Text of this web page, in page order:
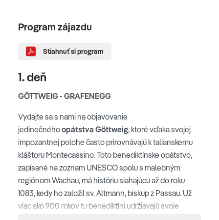
Program zájazdu
Stiahnuť si program
1. deň
GÖTTWEIG - GRAFENEGG
Vydajte sa s nami na objavovanie
jedinečnéhoopátstva Göttweig, ktoré vďaka svojej
impozantnej polohe často prirovnávajú k talianskemu
kláštoru Montecassino. Toto benediktínske opátstvo,
zapísané na zoznam UNESCO spolu s malebným
regiónom Wachau, má históriu siahajúcu až do roku
1083, kedy ho založil sv. Altmann, biskup z Passau. Už
viac ako 900 rokov tu benediktíni udržiavajú svoje